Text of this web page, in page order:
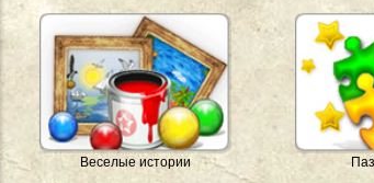
Веселые истории